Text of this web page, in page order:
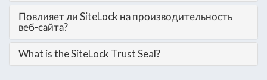
Повлияет ли SiteLock на производительность
веб-сайта?
What is the SiteLock Trust Seal?